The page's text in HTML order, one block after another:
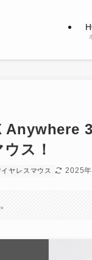
ス！
イヤレスマウス 2025